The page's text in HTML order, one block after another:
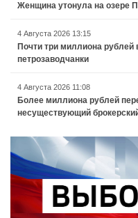
Женщина утонула на озере
4 Августа 2026 13:15
Почти три миллиона
петрозаводчанки
4 Августа 2026 11:08
Более миллиона рублей
несуществующий